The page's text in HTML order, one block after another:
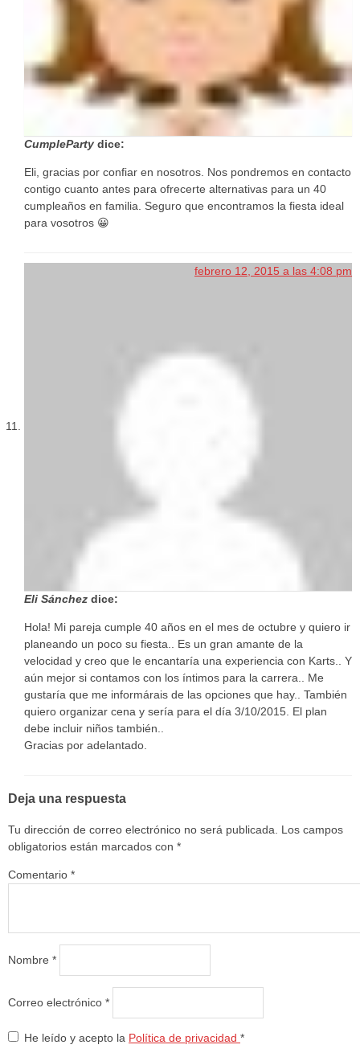
CumpleParty dice:
Eli, gracias por confiar en nosotros. Nos pondremos en contacto
contigo cuanto antes para ofrecerte alternativas para un 40
cumpleaños en familia. Seguro que encontramos la fiesta ideal
para vosotros 😀
Eli Sánchez dice:
febrero 12, 2015 a las 4:08 pm
Hola! Mi pareja cumple 40 años en el mes de octubre y quiero ir
planeando un poco su fiesta.. Es un gran amante de la
velocidad y creo que le encantaría una experiencia con Karts.. Y
aún mejor si contamos con los íntimos para la carrera.. Me
gustaría que me informárais de las opciones que hay.. También
quiero organizar cena y sería para el día 3/10/2015. El plan
debe incluir niños también..
Gracias por adelantado.
Deja una respuesta
Tu dirección de correo electrónico no será publicada.
Los campos
obligatorios están marcados con *
Comentario *
Nombre *
Correo electrónico *
He leído y acepto la Política de privacidad *